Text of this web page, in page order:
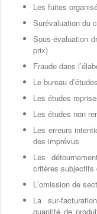
Les fuites
Surévaluation du
Sous-évaluation
prix)
Fraude dans
Le bureau
Les études
Les études non
Les erreurs
des imprévus
Les
critères subjectifs
L’omission de
La sur-
quantité de